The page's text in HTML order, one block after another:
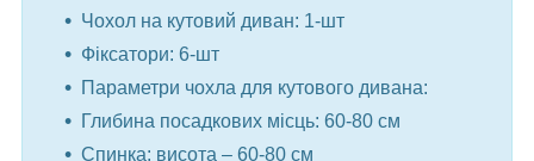
Чохол на кутовий диван: 1-шт
Фіксатори: 6-шт
Параметри чохла для кутового дивана:
Глибина посадкових місць: 60-80 см
Спинка: висота – 60-80 см